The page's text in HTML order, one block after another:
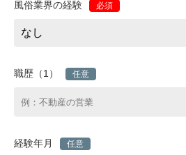
風俗業界の経験 必須
職歴（1） 任意
経験年月 任意